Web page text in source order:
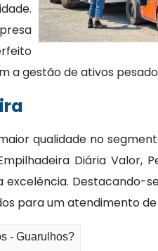
a gestão de ativos
qualidade no
Diária Valor,
Destacando-
para um atendimento de
- Guarulhos?